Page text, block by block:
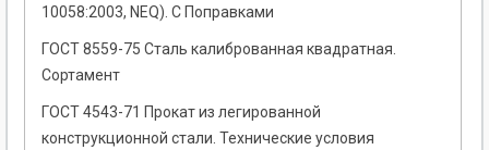
10058:2003, NEQ). С Поправками
ГОСТ 8559-75 Сталь калиброванная квадратная.
Сортамент
ГОСТ 4543-71 Прокат из легированной
конструкционной стали. Технические условия